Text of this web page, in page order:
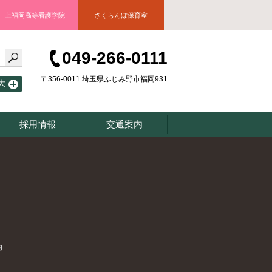
上福岡高等看護学院 さくらんぼ保育室
049-266-0111
〒356-0011 埼玉県ふじみ野市福岡931
採用情報 交通案内